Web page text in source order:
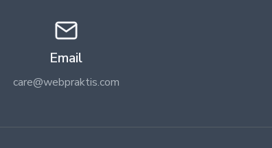
Email
care@webpraktis.com